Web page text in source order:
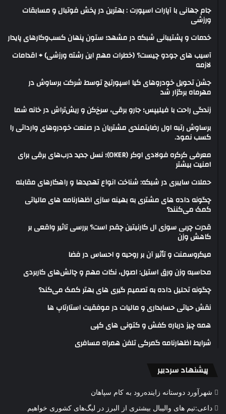
جام جهانی با آپارات اسپورت : بهترین در پخش فوتبال و مسابقات
ورزشی
خدمات و پشتیبانی شبکه در مشهد؛ ستون پنهان کسب‌وکارهای پایدار
آسیب های جودو چیست؟ (خطرات مهم این رشته ورزشی) + اقدامات
لازمه
جشن تحویل خودروهای کیا اسپورتیج توسط شرکت برساوش در
مهرماه برگزار شد
زندگی راحت با فیلیپس؛ جارو برقی، سرخ‌کن و ریش‌تراش در خانه شما
برساوش رتبه اول رضایتمندی مشتریان در صنعت خودروهای وارداتی را
کسب نمود.
معرفی کرکره فولادی اوکر (OKER)؛ نسل جدید درب‌های برقی برای
امنیت بیشتر
حملات سایبری در شبکه: شناخت انواع تهدیدها و راهکارهای مقابله
چگونه داده های مشتری به بهینه سازی اظهارنامه های مالیاتی
کمک می‌کنند؟
قدرت چربی سوزی ال کارنیتین چقدر است؟ بررسی تاثیر واقعی بر
کاهش وزن
میکروسمنت و تأثیر آن بر روحیه و احساس در فضا
محاسبه وزن ورق استیل: اصول، نکات مهم و چالش‌های کاربردی
چگونه تحلیل داده به تصمیم گیری های بهتر کمک می‌کند؟
نقش حیاتی حسابداری و مالیات در موفقیت استارتاپ ها
همه چیز درباره کفش و کتونی های کپی
شرایط اظهارنامه گمرکی تلفن همراه مسافری
پیشنهاد سردبیر
شهرآورد دوستانه زاینده‌رود به کام سپاهان
داعی:تیم های والیبال بیشتری از البرز در لیگ‌های کشوری خواهیم